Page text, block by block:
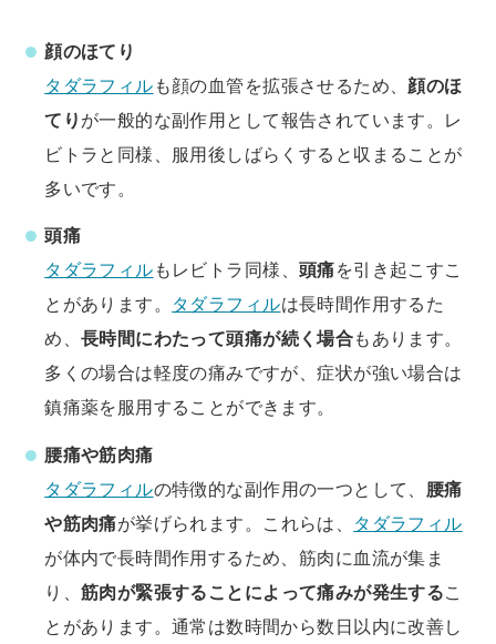
顔のほてり
タダラフィル も顔の血管を拡張させるため、 顔のほ
てり が一般的な副作用として報告されています。レ
ビトラと同様、服用後しばらくすると収まることが
多いです。
頭痛
タダラフィル もレビトラ同様、 頭痛を引き起こすこ
とがあります。
タダラフィルは長時間作用するた
め、 長時間にわたって頭痛が続く場合もあります。
多くの場合は軽度の痛みですが、症状が強い場合は
鎮痛薬を服用することができます。
腰痛や筋肉痛
タダラフィルの特徴的な副作用の一つとして、 腰痛
や筋肉痛が挙げられます。これらは、
タダラフィル
が体内で長時間作用するため、筋肉に血流が集ま
り、 筋肉が緊張することによって痛みが発生するこ
とがあります。通常は数時間から数日以内に改善し